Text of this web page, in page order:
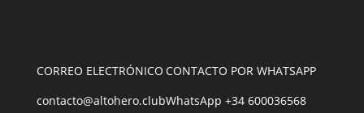
CORREO ELECTRÓNICO
contacto@altohero.club
CONTACTO POR WHATSAPP
WhatsApp +34 600036568